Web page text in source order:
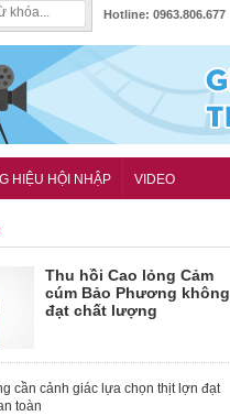
Hotline: 0963.806.677
HIỆU HỘI NHẬP VIDEO
Thu hồi Cao lỏng Cảm
cúm Bảo Phương không
đạt chất lượng
cần cảnh giác lựa chọn thịt lợn đạt
toàn